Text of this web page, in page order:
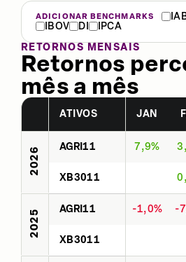
ADICIONAR BENCHMARKS
IBOV
DI
IPCA
RETORNOS MENSAIS
Retornos
mês a mês
ATIVOS JAN
2026 AGRI11 7,9%
XB3011
2025 AGRI11 -1,0% -
XB3011